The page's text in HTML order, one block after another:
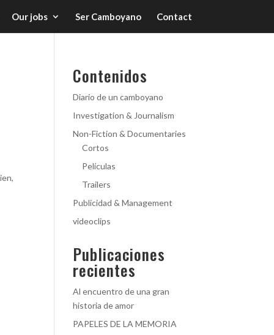
Our jobs Ser Camboyano Contact
Contenidos
Diario de un camboyano
Investigation & Journalism
Non-Fiction & Documentaries
Cortos
Películas
Trailers
Publicidad & Management
videoclips
Publicaciones
recientes
Al encuentro de una gran
historia de amor
PAPELES DE LA MEMORIA